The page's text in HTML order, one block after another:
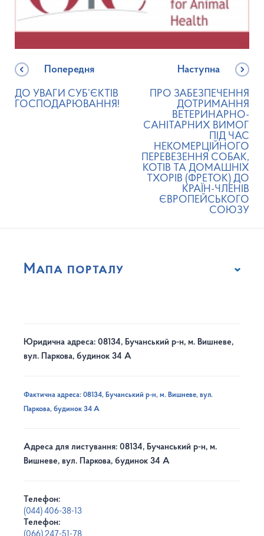
Попередня
ДО УВАГИ СУБ’ЄКТІВ
ГОСПОДАРЮВАННЯ!
Наступна
ПРО ЗАБЕЗПЕЧЕННЯ
ДОТРИМАННЯ
ВЕТЕРИНАРНО-
САНІТАРНИХ ВИМОГ
ПІД ЧАС
НЕКОМЕРЦІЙНОГО
ПЕРЕВЕЗЕННЯ СОБАК,
КОТІВ ТА ДОМАШНІХ
ТХОРІВ (ФРЕТОК) ДО
КРАЇН-ЧЛЕНІВ
ЄВРОПЕЙСЬКОГО
СОЮЗУ
Мапа порталу
Юридична адреса: 08134, Бучанський р-н, м. Вишневе,
вул. Паркова, будинок 34 А
Фактична адреса: 08134, Бучанський р-н, м. Вишневе, вул.
Паркова, будинок 34 А
Адреса для листування: 08134, Бучанський р-н, м.
Вишневе, вул. Паркова, будинок 34 А
Телефон:
(044) 406-38-13
Телефон: